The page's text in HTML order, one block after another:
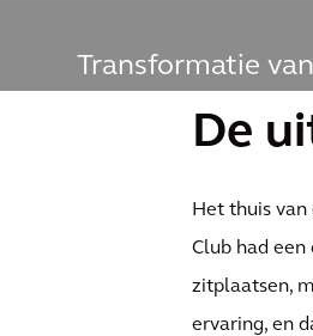
Transformatie
De
Het thuis
Club had een
zitplaatsen,
ervaring, en